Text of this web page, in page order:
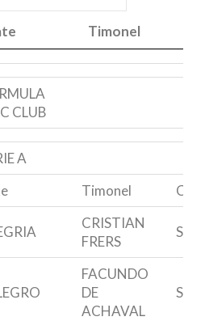
Timonel
CLUB
A
Timonel
CRISTIAN
FRERS
S
FACUNDO
DE
ACHAVAL
S